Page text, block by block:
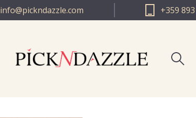
info@pickndazzle.com +359